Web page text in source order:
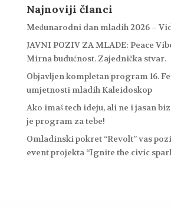
Najnoviji članci
Međunarodni dan mladih 2026 –
JAVNI POZIV ZA MLADE: Peace
Mirna budućnost. Zajednička stvar.
Objavljen kompletan program 16.
umjetnosti mladih Kaleidoskop
Ako imaš tech ideju, ali ne i jasan
je program za tebe!
Omladinski pokret “Revolt” vas
event projekta “Ignite the civic